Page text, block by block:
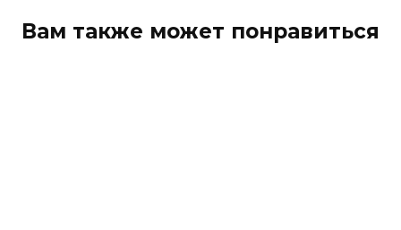
Вам также может понравиться